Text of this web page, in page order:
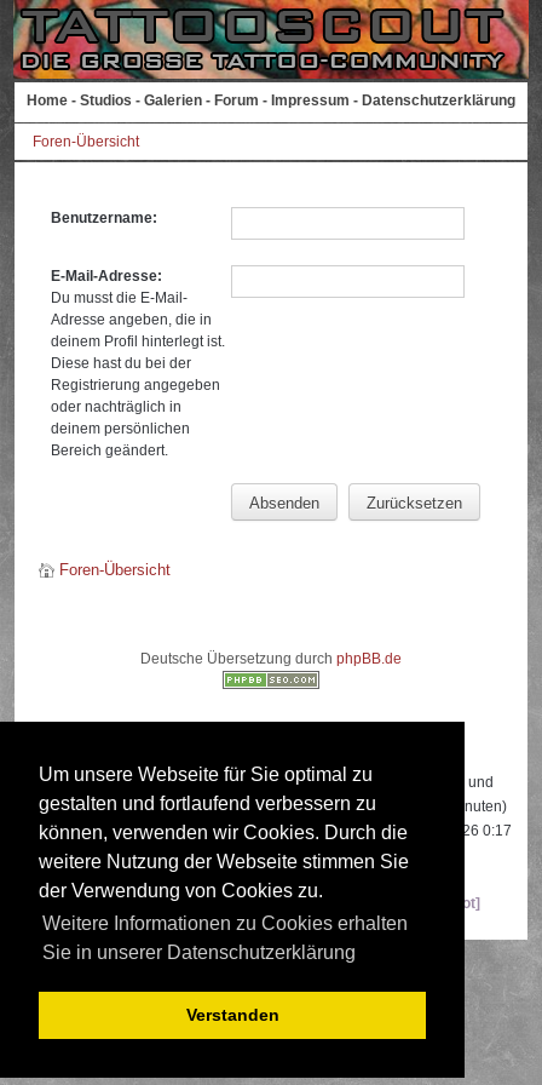
Um unsere Webseite für Sie optimal zu
gestalten und fortlaufend verbessern zu
können, verwenden wir Cookies. Durch die
weitere Nutzung der Webseite stimmen Sie
der Verwendung von Cookies zu.
Weitere Informationen zu Cookies erhalten
Sie in unserer Datenschutzerklärung
Verstanden
Home - Studios - Galerien - Forum - Impressum - Datenschutzerklärung
Foren-Übersicht
Benutzername:
E-Mail-Adresse:
Du musst die E-Mail-
Adresse angeben, die in
deinem Profil hinterlegt ist.
Diese hast du bei der
Registrierung angegeben
oder nachträglich in
deinem persönlichen
Bereich geändert.
Foren-Übersicht
Deutsche Übersetzung durch phpBB.de
Insgesamt sind517Besucher online: 3 registrierte, 0 unsichtbare und
514 Gäste (basierend auf den aktiven Besuchern der letzten 5 Minuten)
Der Besucherrekord liegt bei22108Besuchern, die am 13.04.2026 0:17
gleichzeitig online waren.
Google [Bot] Majestic-12 [Bot]